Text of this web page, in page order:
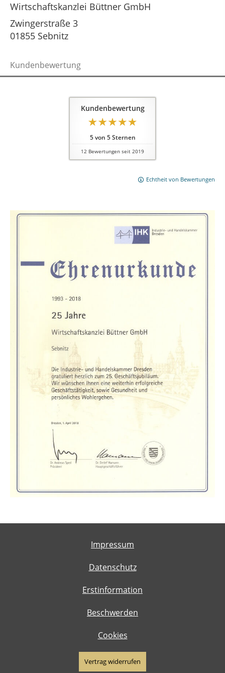
Wirtschaftskanzlei Büttner GmbH
Zwingerstraße 3
01855 Sebnitz
Kundenbewertung
Kundenbewertung
5von 5Sternen
12 Bewertungen seit 2019
Echtheit von Bewertungen
Impressum
Datenschutz
Erstinformation
Beschwerden
Cookies
Vertrag widerrufen